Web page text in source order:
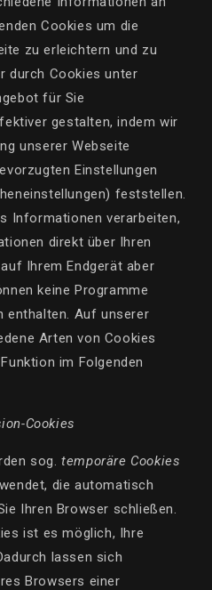
Cookies um die
zu erleichtern und zu
durch Cookies unter
für Sie
gestalten, indem wir
unserer Webseite
Einstellungen
feststellen.
Informationen verarbeiten,
direkt über Ihren
Ihrem Endgerät aber
keine Programme
enthalten. Auf unserer
Arten von Cookies
im Folgenden
Cookies
sog. temporäre Cookies
die automatisch
Ihren Browser schließen.
ist es möglich, Ihre
lassen sich
Browsers einer